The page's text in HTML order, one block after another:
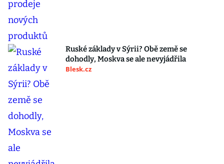
Ruské základy v Sýrii? Obě země se
dohodly, Moskva se ale nevyjádřila
Blesk.cz